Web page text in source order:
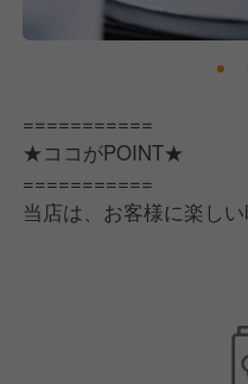
やりたいことや目標な
自主的に行動できます
こうした熱量のある方
【こんな方にピッタリ】
・食べることや料理が
・自分らしい接客でお
・様々な人と関わり、
＼調理・接客経験のジ
===========
★ココがPOINT★
===========
当店は、お客様に楽し
こに来てよかった」と
そのため、スタッフ一
大限に活かせるよう、